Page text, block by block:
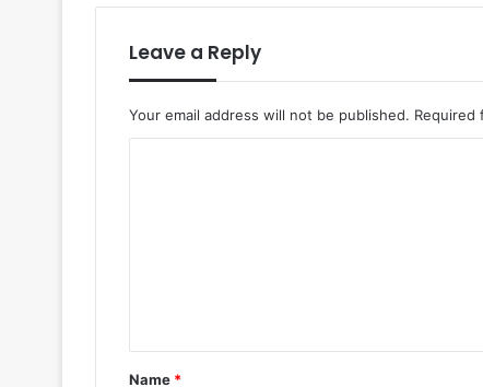
Leave a Reply
Your email address will not be published. Required
t
*
Name *